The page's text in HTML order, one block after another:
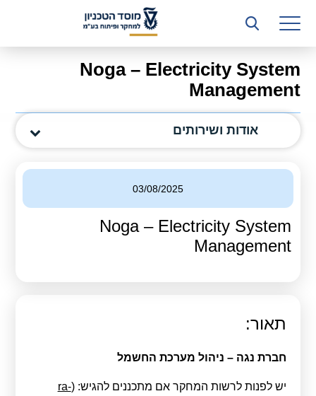
רשות המחקר
היחידה העסקית (T3)
קשרי תעשייה
ביה”ס ללימודי המשך
כספים וכלכלה
המחלקה המשפטית
קולות קוראים
אודות ושירותים
English
Noga – Electricity System
Management
אודות ושירותים
03/08/2025
Noga – Electricity System
Management
תאור:
חברת נגה – ניהול מערכת החשמל
יש לפנות לרשות המחקר אם מתכננים להגיש: (ra-